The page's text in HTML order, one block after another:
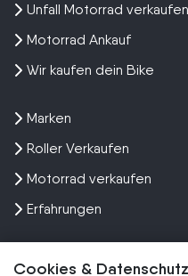
Cookies & Datenschutz
Unfall Motorrad verkaufen
Motorrad Ankauf
Wir kaufen dein Bike
Marken
Roller Verkaufen
Motorrad verkaufen
Erfahrungen